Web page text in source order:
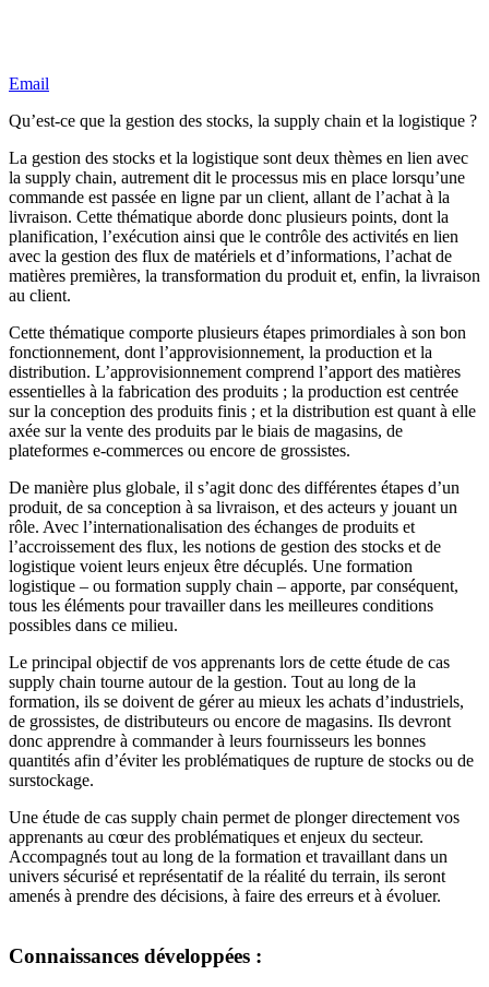
Email
Qu’est-ce que la gestion des stocks, la supply chain et la logistique ?
La gestion des stocks et la logistique sont deux thèmes en lien avec
la supply chain, autrement dit le processus mis en place lorsqu’une
commande est passée en ligne par un client, allant de l’achat à la
livraison. Cette thématique aborde donc plusieurs points, dont la
planification, l’exécution ainsi que le contrôle des activités en lien
avec la gestion des flux de matériels et d’informations, l’achat de
matières premières, la transformation du produit et, enfin, la livraison
au client.
Cette thématique comporte plusieurs étapes primordiales à son bon
fonctionnement, dont l’approvisionnement, la production et la
distribution. L’approvisionnement comprend l’apport des matières
essentielles à la fabrication des produits ; la production est centrée
sur la conception des produits finis ; et la distribution est quant à elle
axée sur la vente des produits par le biais de magasins, de
plateformes e-commerces ou encore de grossistes.
De manière plus globale, il s’agit donc des différentes étapes d’un
produit, de sa conception à sa livraison, et des acteurs y jouant un
rôle. Avec l’internationalisation des échanges de produits et
l’accroissement des flux, les notions de gestion des stocks et de
logistique voient leurs enjeux être décuplés. Une formation
logistique – ou formation supply chain – apporte, par conséquent,
tous les éléments pour travailler dans les meilleures conditions
possibles dans ce milieu.
Le principal objectif de vos apprenants lors de cette étude de cas
supply chain tourne autour de la gestion. Tout au long de la
formation, ils se doivent de gérer au mieux les achats d’industriels,
de grossistes, de distributeurs ou encore de magasins. Ils devront
donc apprendre à commander à leurs fournisseurs les bonnes
quantités afin d’éviter les problématiques de rupture de stocks ou de
surstockage.
Une étude de cas supply chain permet de plonger directement vos
apprenants au cœur des problématiques et enjeux du secteur.
Accompagnés tout au long de la formation et travaillant dans un
univers sécurisé et représentatif de la réalité du terrain, ils seront
amenés à prendre des décisions, à faire des erreurs et à évoluer.
Connaissances développées :